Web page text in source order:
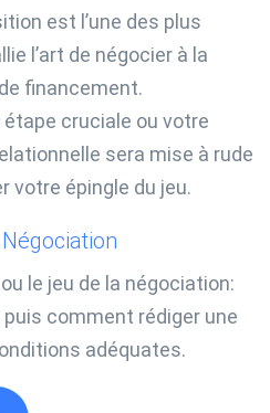
est l’une des plus
l’art de négocier à la
financement.
étape cruciale ou votre
sera mise à rude
votre épingle du jeu.
le jeu de la négociation:
puis comment rédiger une
adéquates.